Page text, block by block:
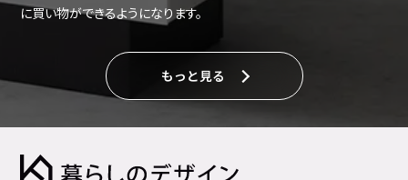
に買い物ができるようになります。
もっと見る